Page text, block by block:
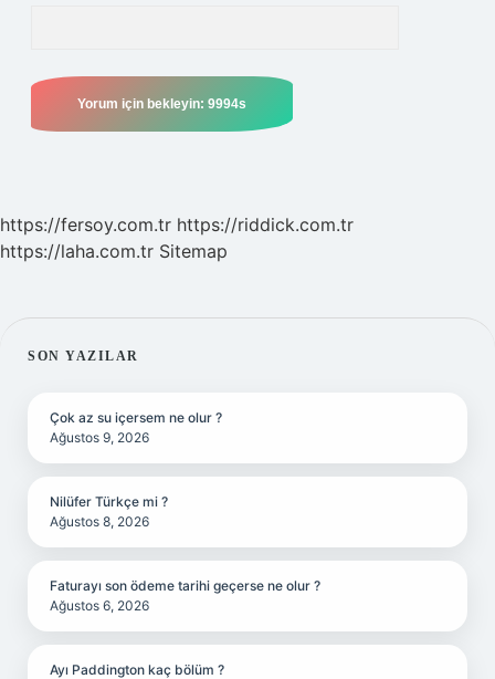
https://fersoy.com.tr https://riddick.com.tr
https://laha.com.tr Sitemap
SIDEBAR
SON YAZILAR
Çok az su içersem ne olur ?
Ağustos 9, 2026
Nilüfer Türkçe mi ?
Ağustos 8, 2026
Faturayı son ödeme tarihi geçerse ne olur ?
Ağustos 6, 2026
Ayı Paddington kaç bölüm ?